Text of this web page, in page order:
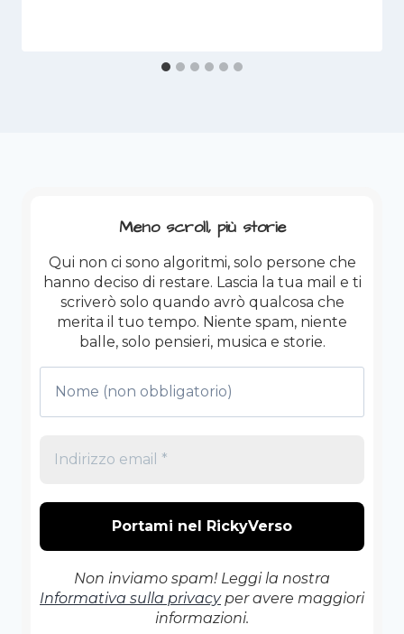
Meno scroll, più storie
Qui non ci sono algoritmi, solo persone che
hanno deciso di restare. Lascia la tua mail e ti
scriverò solo quando avrò qualcosa che
merita il tuo tempo. Niente spam, niente
balle, solo pensieri, musica e storie.
Non inviamo spam! Leggi la nostra
Informativa sulla privacyper avere maggiori
informazioni.